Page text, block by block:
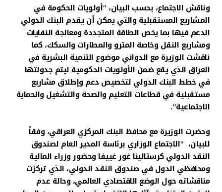
وناقش الاجتماع، بحسب البيان، "أولويات الحكومة في
المشاريع المستقبلية والتي يمكن أن يقدم البنك الدولي
الدعم فيها بما يخص الطاقة المتجددة ومعالجة النفايات
ومشاريع النقل وخاصة المترو والمطارات والسكك، كما
ناقشت الوزيرة مع الدواني موضوع التنمية البشرية في
العراق الذي يقع ضمن الأولويات الحكومية ليتم جدولتها
في خطط البنك الدولي لتخصيص دعم وإطلاق مشاريع
مستقبلية في قطاعات التعليم والصحة والتشغيل والحماية
الاجتماعية".
وحضرت الوزيرة مع محافظ البنك المركزي العراقي، وفقاً
للبيان، "الاجتماع الوزاري برئاسة المدير العام لصندوق
النقد الدولي كرستالينا غور غييفا وحضور وزراء المالية
ومحافظي الدول في صندوق النقد الدولي، الذي تركزت
مناقشاته حول الوضع الاقتصادي العالمي، وحالة عدم